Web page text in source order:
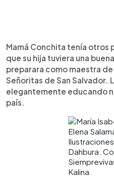
Mamá Conchita tenía otros
que su hija tuviera una
preparara como maestra de
Señoritas de San Salvador.
elegantemente educando
país.
Elena
Dahbura.
Kalina